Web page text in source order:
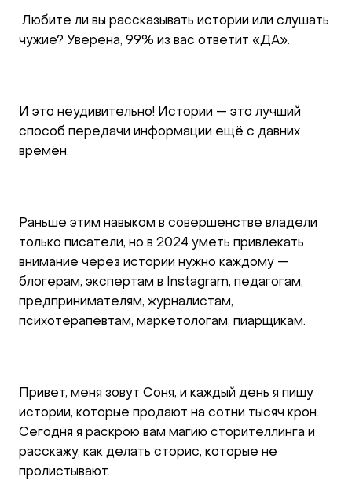
Любите ли вы рассказывать истории или слушать
чужие? Уверена, 99% из вас ответит «ДА».
И это неудивительно! Истории — это лучший
способ передачи информации ещё с давних
времён.
Раньше этим навыком в совершенстве владели
только писатели, но в 2024 уметь привлекать
внимание через истории нужно каждому —
блогерам, экспертам в Instagram, педагогам,
предпринимателям, журналистам,
психотерапевтам, маркетологам, пиарщикам.
Привет, меня зовут Соня, и каждый день я пишу
истории, которые продают на сотни тысяч крон.
Сегодня я раскрою вам магию сторителлинга и
расскажу, как делать сторис, которые не
пролистывают.